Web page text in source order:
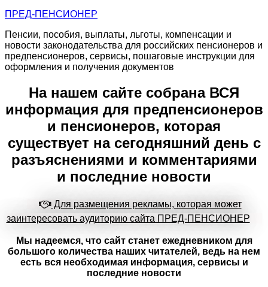
ПРЕД-ПЕНСИОНЕР
Пенсии, пособия, выплаты, льготы, компенсации и
новости законодательства для российских пенсионеров и
предпенсионеров, сервисы, пошаговые инструкции для
оформления и получения документов
На нашем сайте собрана ВСЯ
информация для предпенсионеров
и пенсионеров, которая
существует на сегодняшний день с
разъяснениями и комментариями
и последние новости
Для размещения рекламы, которая может
заинтересовать аудиторию сайта ПРЕД-ПЕНСИОНЕР
Мы надеемся, что сайт станет ежедневником для
большого количества наших читателей, ведь на нем
есть вся необходимая информация, сервисы и
последние новости